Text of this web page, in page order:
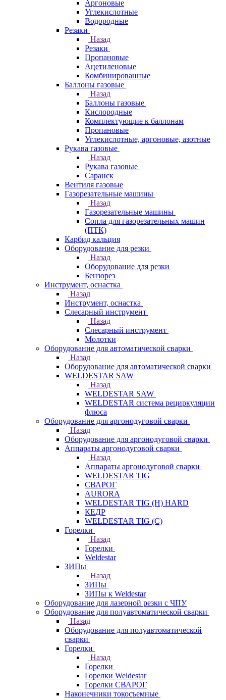
Аргоновые
Углекислотные
Водородные
Резаки
Назад
Резаки
Пропановые
Ацетиленовые
Комбинированные
Баллоны газовые
Назад
Баллоны газовые
Кислородные
Комплектующие к баллонам
Пропановые
Углекислотные, аргоновые, азотные
Рукава газовые
Назад
Рукава газовые
Саранск
Вентиля газовые
Газорезательные машины
Назад
Газорезательные машины
Сопла для газорезательных машин
(ПТК)
Карбид кальция
Оборудование для резки
Назад
Оборудование для резки
Бензорез
Инструмент, оснастка
Назад
Инструмент, оснастка
Слесарный инструмент
Назад
Слесарный инструмент
Молотки
Оборудование для автоматической сварки
Назад
Оборудование для автоматической сварки
WELDESTAR SAW
Назад
WELDESTAR SAW
WELDESTAR система рециркуляции
флюса
Оборудование для аргонодуговой сварки
Назад
Оборудование для аргонодуговой сварки
Аппараты аргонодуговой сварки
Назад
Аппараты аргонодуговой сварки
WELDESTAR TIG
СВАРОГ
AURORA
WELDESTAR TIG (H) HARD
КЕДР
WELDESTAR TIG (С)
Горелки
Назад
Горелки
Weldestar
ЗИПы
Назад
ЗИПы
ЗИПы к Weldestar
Оборудование для лазерной резки с ЧПУ
Оборудование для полуавтоматической сварки
Назад
Оборудование для полуавтоматической
сварки
Горелки
Назад
Горелки
Горелки Weldestar
Горелки СВАРОГ
Наконечники токосъемные